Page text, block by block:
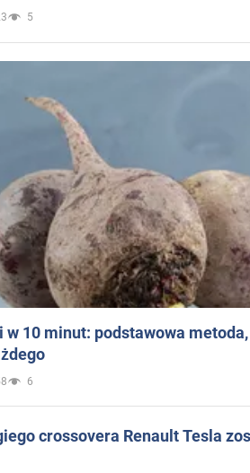
5
10 minut: podstawowa
6
crossovera Renault Tesla